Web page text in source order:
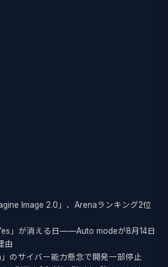
Image 2.0」、Arenaランキング2位
」が消える日——Auto modeが8月14日
由
のサイバー能力懸念で開発一部停止